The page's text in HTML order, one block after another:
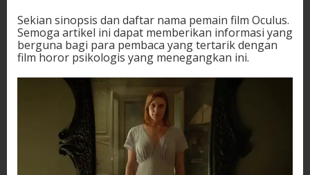
Sekian sinopsis dan daftar nama pemain film Oculus.
Semoga artikel ini dapat memberikan informasi yang
berguna bagi para pembaca yang tertarik dengan
film horor psikologis yang menegangkan ini.